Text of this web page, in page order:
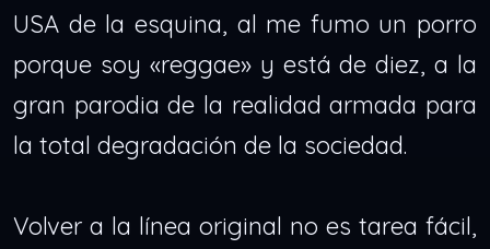
USA de la esquina, al me fumo un porro
porque soy «reggae» y está de diez, a la
gran parodia de la realidad armada para
la total degradación de la sociedad.
Volver a la línea original no es tarea fácil,